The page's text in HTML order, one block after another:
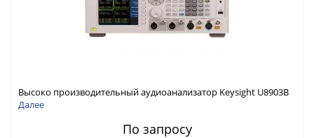
Высоко производительный аудиоанализатор Keysight U8903B
Далее
По запросу